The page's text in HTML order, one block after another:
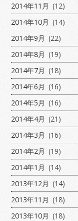
2014年11月 (12)
2014年10月 (14)
2014年9月 (22)
2014年8月 (19)
2014年7月 (18)
2014年6月 (16)
2014年5月 (16)
2014年4月 (21)
2014年3月 (16)
2014年2月 (19)
2014年1月 (14)
2013年12月 (14)
2013年11月 (18)
2013年10月 (18)